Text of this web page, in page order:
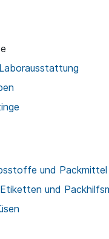
und Packmittel
und